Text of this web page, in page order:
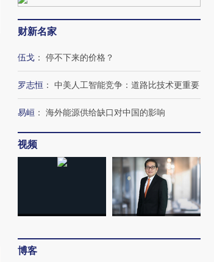
财新名家
伍戈 ： 停不下来的价格？
罗志恒 ： 中美人工智能竞争：道路比技术更重要
易峘 ： 海外能源供给缺口对中国的影响
视频
博客